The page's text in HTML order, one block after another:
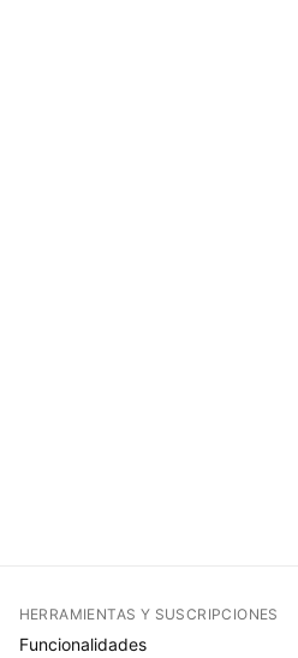
HERRAMIENTAS Y SUSCRIPCIONES
Funcionalidades